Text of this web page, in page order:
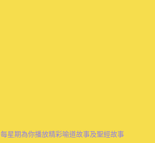
每星期為你播放精彩喻道故事及聖經故事